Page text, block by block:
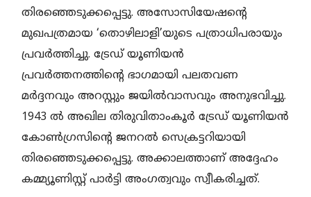
തിരഞ്ഞെടുക്കപ്പെട്ടു. അസോസിയേഷന്റെ
മുഖപത്രമായ ‘തൊഴിലാളി’യുടെ പത്രാധിപരായും
പ്രവര്‍ത്തിച്ചു. ട്രേഡ് യൂണിയന്‍
പ്രവര്‍ത്തനത്തിന്റെ ഭാഗമായി പലതവണ
മര്‍ദ്ദനവും അറസ്റ്റും ജയില്‍വാസവും അനുഭവിച്ചു.
1943 ല്‍ അഖില തിരുവിതാംകൂര്‍ ട്രേഡ് യൂണിയന്‍
കോണ്‍ഗ്രസിന്റെ ജനറല്‍ സെക്രട്ടറിയായി
തിരഞ്ഞെടുക്കപ്പെട്ടു. അക്കാലത്താണ് അദ്ദേഹം
കമ്മ്യൂണിസ്റ്റ് പാര്‍ട്ടി അംഗത്വവും സ്വീകരിച്ചത്.